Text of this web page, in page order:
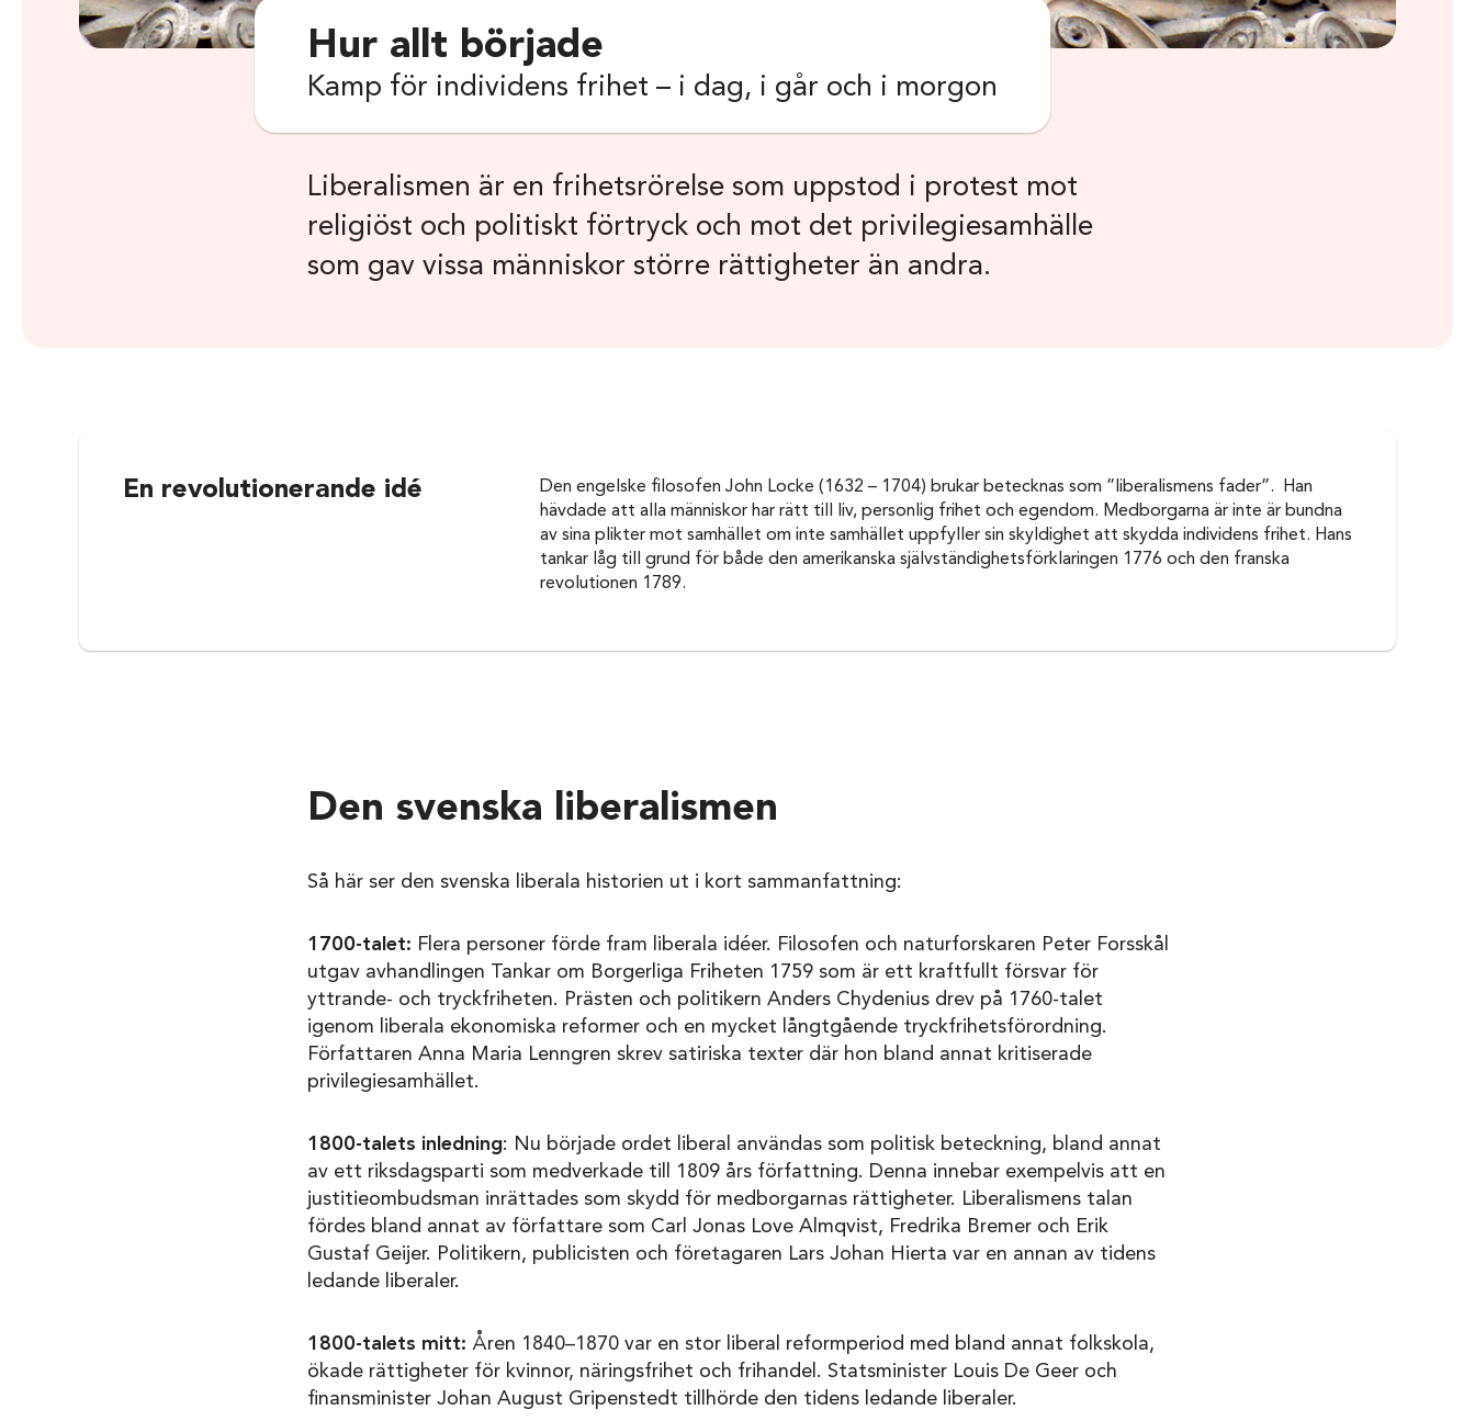
Hur allt började
Kamp för individens frihet – i dag, i går och i morgon
Liberalismen är en frihetsrörelse som uppstod i protest mot
religiöst och politiskt förtryck och mot det privilegiesamhälle
som gav vissa människor större rättigheter än andra.
En revolutionerande idé
Den engelske filosofen John Locke (1632 – 1704) brukar betecknas som ”liberalismens fader”. Han
hävdade att alla människor har rätt till liv, personlig frihet och egendom. Medborgarna är inte är bundna
av sina plikter mot samhället om inte samhället uppfyller sin skyldighet att skydda individens frihet. Hans
tankar låg till grund för både den amerikanska självständighetsförklaringen 1776 och den franska
revolutionen 1789.
Den svenska liberalismen
Så här ser den svenska liberala historien ut i kort sammanfattning:
1700-talet: Flera personer förde fram liberala idéer. Filosofen och naturforskaren Peter Forsskål
utgav avhandlingen Tankar om Borgerliga Friheten 1759 som är ett kraftfullt försvar för
yttrande- och tryckfriheten. Prästen och politikern Anders Chydenius drev på 1760-talet
igenom liberala ekonomiska reformer och en mycket långtgående tryckfrihetsförordning.
Författaren Anna Maria Lenngren skrev satiriska texter där hon bland annat kritiserade
privilegiesamhället.
1800-talets inledning: Nu började ordet liberal användas som politisk beteckning, bland annat
av ett riksdagsparti som medverkade till 1809 års författning. Denna innebar exempelvis att en
justitieombudsman inrättades som skydd för medborgarnas rättigheter. Liberalismens talan
fördes bland annat av författare som Carl Jonas Love Almqvist, Fredrika Bremer och Erik
Gustaf Geijer. Politikern, publicisten och företagaren Lars Johan Hierta var en annan av tidens
ledande liberaler.
1800-talets mitt: Åren 1840–1870 var en stor liberal reformperiod med bland annat folkskola,
ökade rättigheter för kvinnor, näringsfrihet och frihandel. Statsminister Louis De Geer och
finansminister Johan August Gripenstedt tillhörde den tidens ledande liberaler.